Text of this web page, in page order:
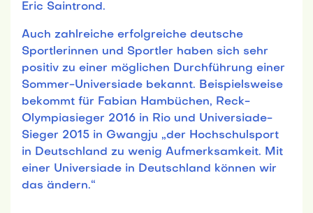
Eric Saintrond.
Auch zahlreiche erfolgreiche deutsche
Sportlerinnen und Sportler haben sich sehr
positiv zu einer möglichen Durchführung einer
Sommer-Universiade bekannt. Beispielsweise
bekommt für Fabian Hambüchen, Reck-
Olympiasieger 2016 in Rio und Universiade-
Sieger 2015 in Gwangju „der Hochschulsport
in Deutschland zu wenig Aufmerksamkeit. Mit
einer Universiade in Deutschland können wir
das ändern.“